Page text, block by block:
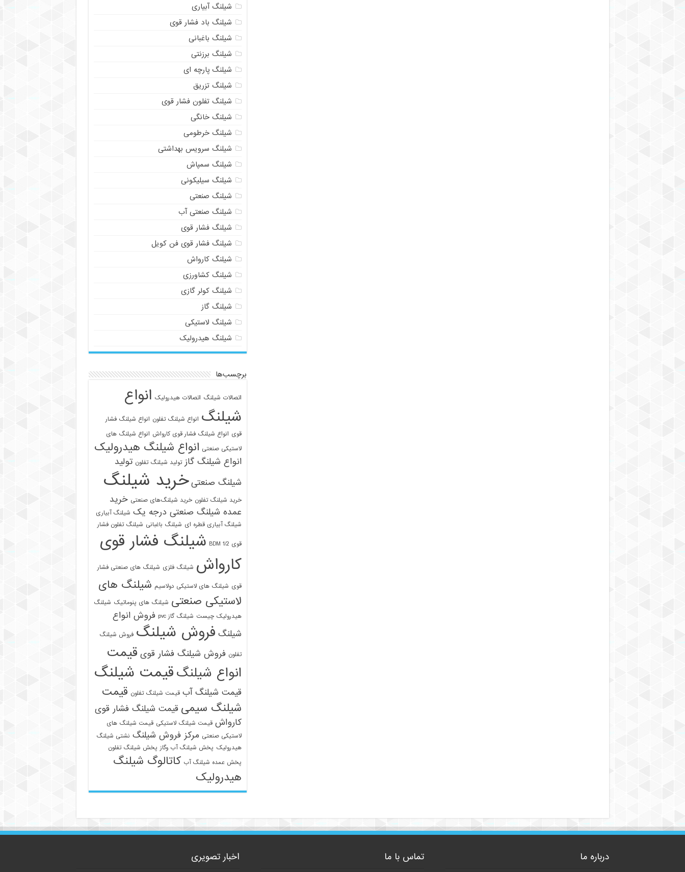
شیلنگ آبیاری
شیلنگ باد فشار قوی
شیلنگ باغبانی
شیلنگ برزنتی
شیلنگ پارچه‌ ای
شیلنگ تزریق
شیلنگ تفلون فشار قوی
شیلنگ خانگی
شیلنگ خرطومی
شیلنگ سرویس بهداشتی
شیلنگ سمپاش
شیلنگ سیلیکونی
شیلنگ صنعتی
شیلنگ صنعتی آب
شیلنگ فشار قوی
شیلنگ فشار قوی فن کویل
شیلنگ کارواش
شیلنگ کشاورزی
شیلنگ کولر گازی
شیلنگ گاز
شیلنگ لاستیکی
شیلنگ هیدرولیک
برچسب‌ها
اتصالات شیلنگ اتصالات هیدرولیک انواع
شیلنگ انواع شیلنگ تفلون انواع شیلنگ فشار
قوی انواع شیلنگ فشار قوی کارواش انواع شیلنگ های
لاستیکی صنعتی انواع شیلنگ هیدرولیک
انواع شیلنگ گاز تولید شیلنگ تفلون تولید
شیلنگ صنعتی خرید شیلنگ
خرید شیلنگ تفلون خرید شیلنگ‌های صنعتی خرید
عمده شیلنگ صنعتی درجه یک شیلنگ آبیاری
شیلنگ آبیاری قطره ای شیلنگ باغبانی شیلنگ تفلون فشار
قوی 1/2 BDM
شیلنگ فشار قوی
کارواش شیلنگ فلزی شیلنگ های صنعتی فشار
قوی شیلنگ های لاستیکی دولاسیم شیلنگ های
لاستیکی صنعتی شیلنگ های پنوماتیک شیلنگ
هیدرولیک چیست شیلنگ گاز pvc
فروش انواع
شیلنگ فروش شیلنگ فروش شیلنگ
تفلون فروش شیلنگ فشار قوی قیمت
انواع شیلنگقیمت شیلنگ
قیمت شیلنگ آب قیمت شیلنگ تفلون قیمت
شیلنگ سیمی قیمت شیلنگ فشار قوی
کارواش قیمت شیلنگ لاستیکی قیمت شیلنگ های
لاستیکی صنعتی مرکز فروش شیلنگ نشتی شیلنگ
هیدرولیک پخش شیلنگ آب وگاز پخش شیلنگ تفلون
پخش عمده شیلنگ آب کاتالوگ شیلنگ
هیدرولیک
درباره ما تماس با ما اخبار تصویری